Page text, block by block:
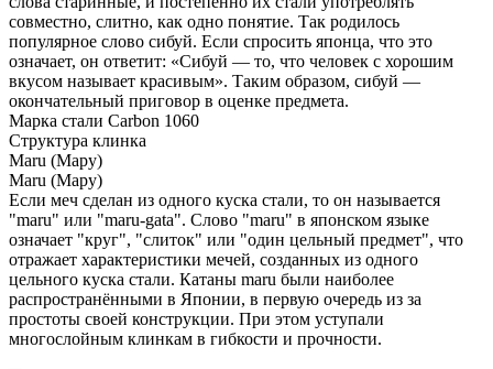
совместно, слитно, как одно понятие. Так родилось
популярное слово сибуй. Если спросить японца, что это
означает, он ответит: «Сибуй — то, что человек с хорошим
вкусом называет красивым». Таким образом, сибуй —
окончательный приговор в оценке предмета.
Марка стали Carbon 1060
Структура клинка
Maru (Мару)
Maru (Мару)
Если меч сделан из одного куска стали, то он называется
"maru" или "maru-gata". Слово "maru" в японском языке
означает "круг", "слиток" или "один цельный предмет", что
отражает характеристики мечей, созданных из одного
цельного куска стали. Катаны maru были наиболее
распространёнными в Японии, в первую очередь из за
простоты своей конструкции. При этом уступали
многослойным клинкам в гибкости и прочности.